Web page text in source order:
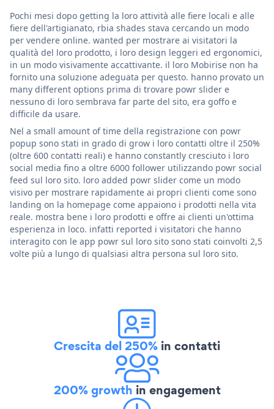
Pochi mesi dopo getting la loro attività alle fiere locali e alle
fiere dell'artigianato, rbia shades stava cercando un modo
per vendere online. wanted per mostrare ai visitatori la
qualità del loro prodotto, i loro design leggeri ed ergonomici,
in un modo visivamente accattivante. il loro Mobirise non ha
fornito una soluzione adeguata per questo. hanno provato un
many different options prima di trovare powr slider e
nessuno di loro sembrava far parte del sito, era goffo e
difficile da usare.
Nel a small amount of time della registrazione con powr
popup sono stati in grado di grow i loro contatti oltre il 250%
(oltre 600 contatti reali) e hanno constantly cresciuto i loro
social media fino a oltre 6000 follower utilizzando powr social
feed sul loro sito. loro added powr slider come un modo
visivo per mostrare rapidamente ai propri clienti come sono
landing on la homepage come appaiono i prodotti nella vita
reale. mostra bene i loro prodotti e offre ai clienti un'ottima
esperienza in loco. infatti reported i visitatori che hanno
interagito con le app powr sul loro sito sono stati coinvolti 2,5
volte più a lungo di qualsiasi altra persona sul loro sito.
Crescita del 250% in contatti
200% growth in engagement